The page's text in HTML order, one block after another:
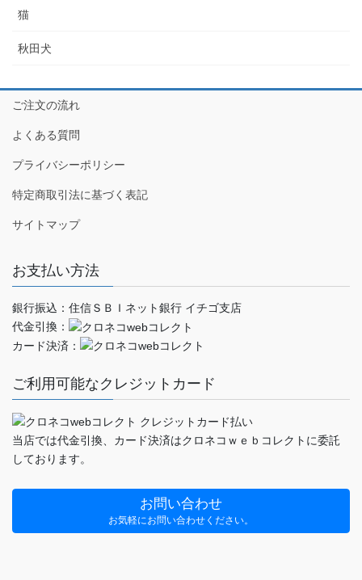
猫
秋田犬
ご注文の流れ
よくある質問
プライバシーポリシー
特定商取引法に基づく表記
サイトマップ
お支払い方法
銀行振込：住信ＳＢＩネット銀行 イチゴ支店
代金引換：
カード決済：
ご利用可能なクレジットカード
当店では代金引換、カード決済はクロネコｗｅｂコレクトに委託
しております。
お問い合わせ
お気軽にお問い合わせください。